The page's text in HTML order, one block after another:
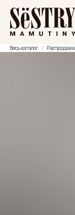
Весь каталог Распродажа